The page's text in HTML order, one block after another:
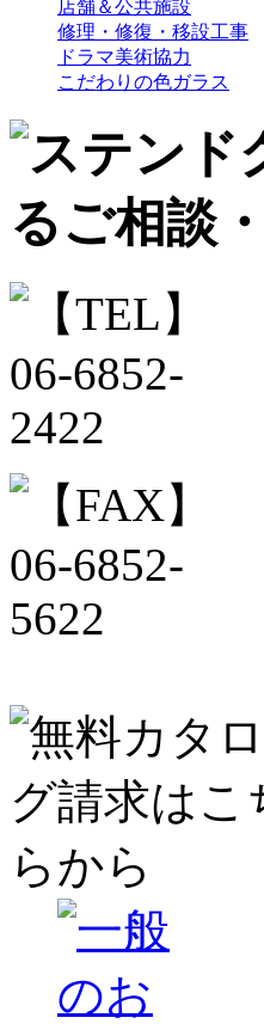
店舗＆公共施設
修理・修復・移設工事
ドラマ美術協力
こだわりの色ガラス